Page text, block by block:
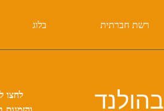
רשת חברתית בלוג
בהולנד
לחצו